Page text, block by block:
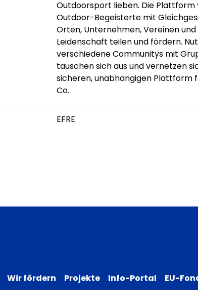
Outdoorsport lieben. Die Plattform
Outdoor-Begeisterte mit
Orten, Unternehmen, Vereinen und
Leidenschaft teilen und fördern.
verschiedene Communitys mit
tauschen sich aus und vernetzen
sicheren, unabhängigen Plattform
Co.
EFRE
Wir fördern Projekte Info-Portal EU-